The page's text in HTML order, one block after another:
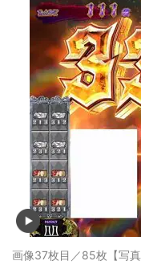
画像37枚目／85枚 【写